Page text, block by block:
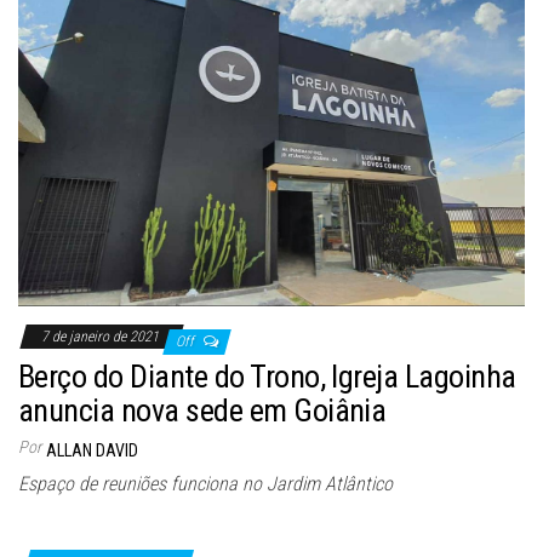
7 de janeiro de 2021 Off
Berço do Diante do Trono, Igreja Lagoinha
anuncia nova sede em Goiânia
Por ALLAN DAVID
Espaço de reuniões funciona no Jardim Atlântico